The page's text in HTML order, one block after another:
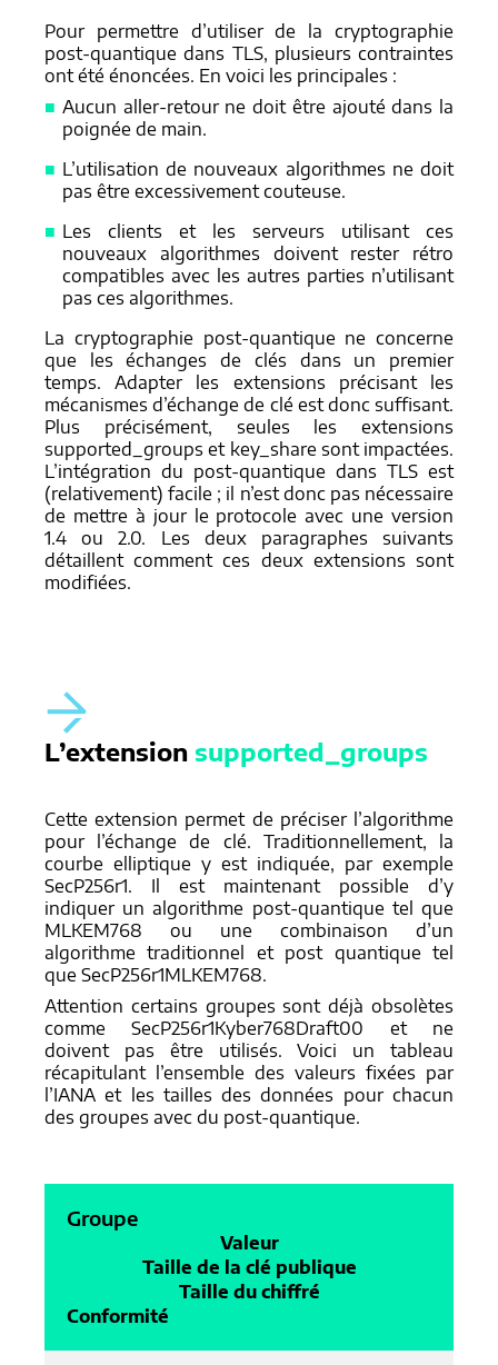
Pour permettre d’utiliser de la cryptographie
post-quantique dans TLS, plusieurs contraintes
ont été énoncées. En voici les principales :
Aucun aller-retour ne doit être ajouté dans la
poignée de main.
L’utilisation de nouveaux algorithmes ne doit
pas être excessivement couteuse.
Les clients et les serveurs utilisant ces
nouveaux algorithmes doivent rester rétro
compatibles avec les autres parties n’utilisant
pas ces algorithmes.
La cryptographie post-quantique ne concerne
que les échanges de clés dans un premier
temps. Adapter les extensions précisant les
mécanismes d’échange de clé est donc suffisant.
Plus précisément, seules les extensions
supported_groups et key_share sont impactées.
L’intégration du post-quantique dans TLS est
(relativement) facile ; il n’est donc pas nécessaire
de mettre à jour le protocole avec une version
1.4 ou 2.0. Les deux paragraphes suivants
détaillent comment ces deux extensions sont
modifiées.
L’extension supported_groups
Cette extension permet de préciser l’algorithme
pour l’échange de clé. Traditionnellement, la
courbe elliptique y est indiquée, par exemple
SecP256r1. Il est maintenant possible d’y
indiquer un algorithme post-quantique tel que
MLKEM768 ou une combinaison d’un
algorithme traditionnel et post quantique tel
que SecP256r1MLKEM768.
Attention certains groupes sont déjà obsolètes
comme SecP256r1Kyber768Draft00 et ne
doivent pas être utilisés. Voici un tableau
récapitulant l’ensemble des valeurs fixées par
l’IANA et les tailles des données pour chacun
des groupes avec du post-quantique.
Groupe
Valeur
Taille de la clé publique
Taille du chiffré
Conformité